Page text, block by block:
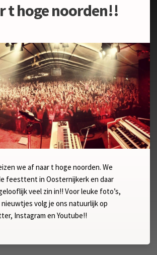
t hoge noorden!!
we af naar t hoge noorden. We
feesttent in Oosternijkerk en daar
veel zin in!! Voor leuke foto’s,
volg je ons natuurlijk op
Instagram en Youtube!!